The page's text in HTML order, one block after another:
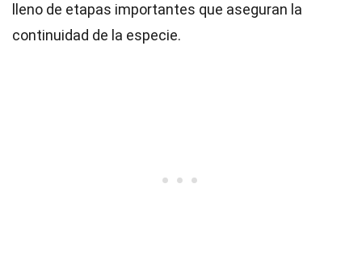
lleno de etapas importantes que aseguran la
continuidad de la especie.